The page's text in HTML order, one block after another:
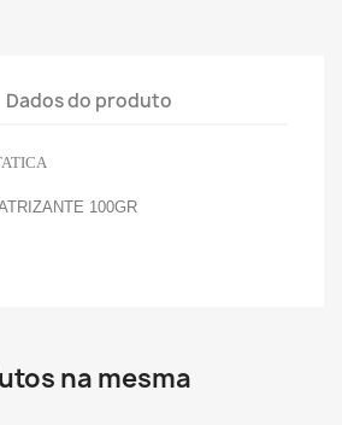
Dados do produto
100GR
na mesma